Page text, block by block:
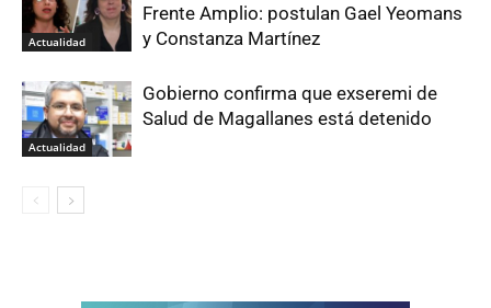
Actualidad
Frente Amplio: postulan Gael Yeomans
y Constanza Martínez
Actualidad
Gobierno confirma que exseremi de
Salud de Magallanes está detenido